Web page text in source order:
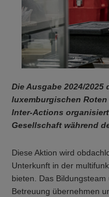
Die Ausgabe 2024/
luxemburgischen Roten
Inter-Actions
Gesellschaft während
Diese Aktion wird
Unterkunft in der
bieten. Das
Betreuung übernehmen